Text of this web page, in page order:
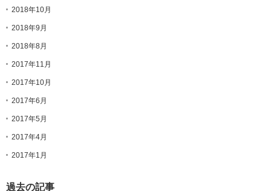
2018年10月
2018年9月
2018年8月
2017年11月
2017年10月
2017年6月
2017年5月
2017年4月
2017年1月
過去の記事